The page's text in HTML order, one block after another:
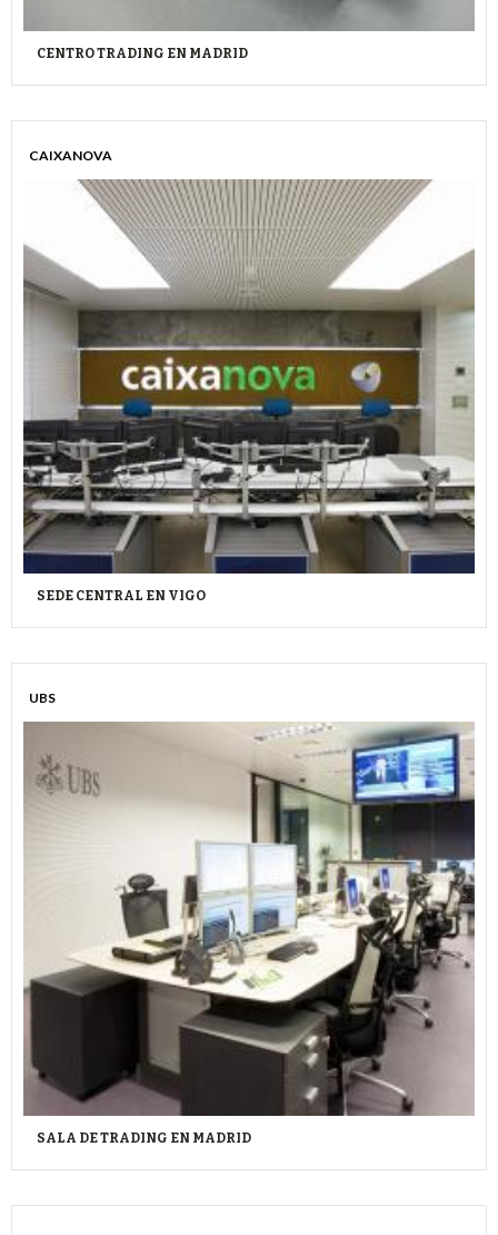
CENTRO TRADING EN MADRID
CAIXANOVA
SEDE CENTRAL EN VIGO
UBS
SALA DE TRADING EN MADRID